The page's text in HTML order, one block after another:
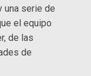
una serie de
el equipo
de las
de